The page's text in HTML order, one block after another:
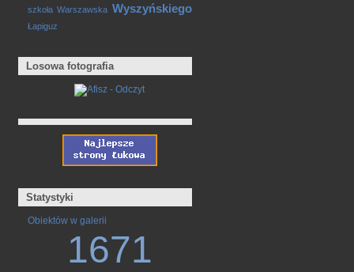
szkoła Warszawska Wyszyńskiego
Łapiguz
Losowa fotografia
Statystyki
Obiektów w galerii
1671